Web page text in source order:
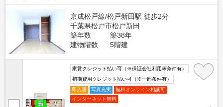
京成松戸線/松戸新田駅 徒歩2分
千葉県松戸市松戸新田
築年数
築38年
建物階数
5階建
家賃クレジット払い可（※保証会社利用等条件有）
初期費用クレジット払い可（※一部条件有）
即入居
写真充実
無料オンライン相談可
インターネット無料